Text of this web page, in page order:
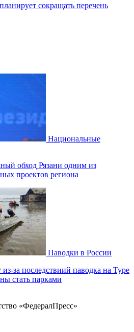
сокращать перечень
Национальные
обход Рязани одним из
проектов региона
Паводки в России
за последствиий паводка на Туре
стать парками
«ФедералПресс»